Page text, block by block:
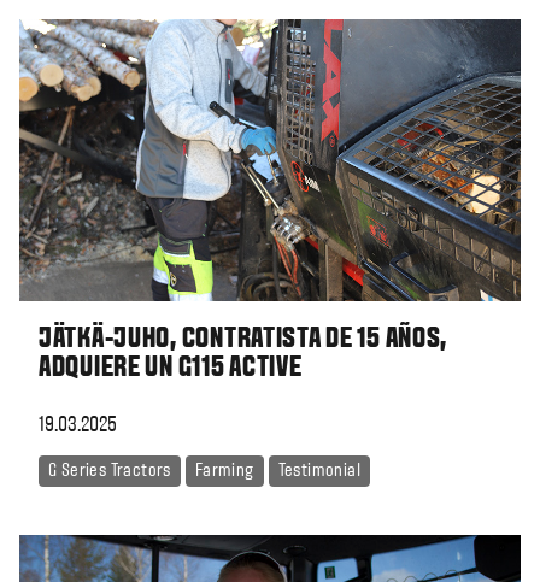
JÄTKÄ-JUHO, CONTRATISTA DE 15 AÑOS,
ADQUIERE UN G115 ACTIVE
19.03.2025
G Series Tractors Farming Testimonial